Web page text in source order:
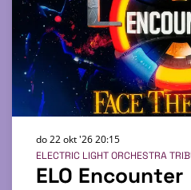
ELO Encounter
ELECTRIC LIGHT ORCHESTRA
do 22 okt '2620:15